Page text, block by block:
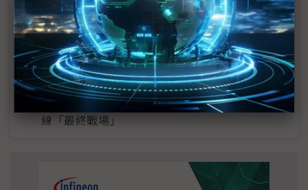
英特爾EMIB良率達標 聯發科第2代ASIC產品
2028準時量產
SpaceX晶片採購大轉向 Elon Musk捨超微全面
採用NVIDIA
光進銅退更明確？ 聯發科估SerDes 448G為銅
線「最終戰場」